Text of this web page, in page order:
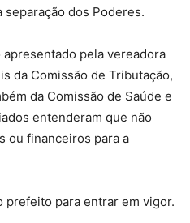
dos Poderes.
pela vereadora
da Comissão de Tributação,
da Comissão de Saúde e
entenderam que não
ou financeiros para a
prefeito para entrar em vigor.